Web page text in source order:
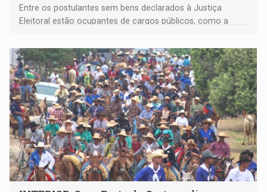
Entre os postulantes sem bens declarados à Justiça
Eleitoral estão ocupantes de cargos públicos, como a
Pedro Geovar (PP) e a vice-prefeita Magna dos Anjos
(NOVO)